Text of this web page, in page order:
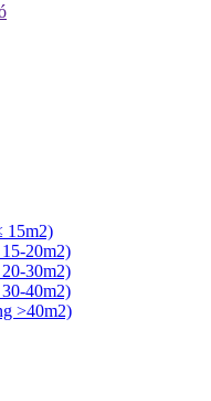
15m2)
20m2)
30m2)
40m2)
>40m2)